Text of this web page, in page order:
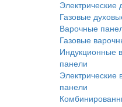
Газовые
Варочные
Газовые
Индукционные
панели
Электрические
панели